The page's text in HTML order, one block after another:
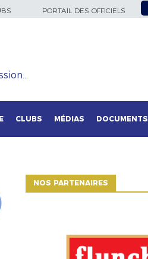
PORTAIL DES OFFICIELS
CLUBS MÉDIAS DOCUMENTS
NOS PARTENAIRES